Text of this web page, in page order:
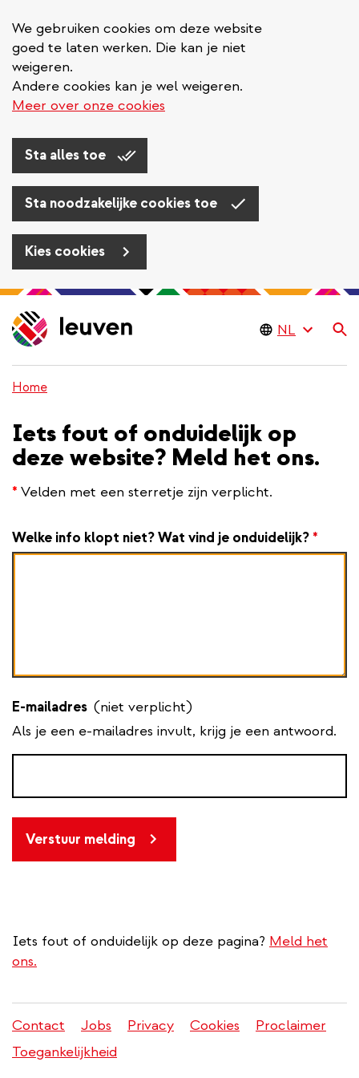
We gebruiken cookies om deze website
goed te laten werken. Die kan je niet
weigeren.
Andere cookies kan je wel weigeren.
Meer over onze cookies
Sta alles toe
Sta noodzakelijke cookies toe
Kies cookies
Overslaan
en
naar
gaan
Home
Iets fout of onduidelijk op
deze website? Meld het ons.
* Velden met een sterretje zijn verplicht.
Welke info klopt niet? Wat vind je onduidelijk? *
E-mailadres (niet verplicht)
Als je een e-mailadres invult, krijg je een antwoord.
Verstuur melding
Iets fout of onduidelijk op deze pagina? Meld het
ons.
Juridisch
menu
Contact Jobs Privacy Cookies
Proclaimer
Toegankelijkheid